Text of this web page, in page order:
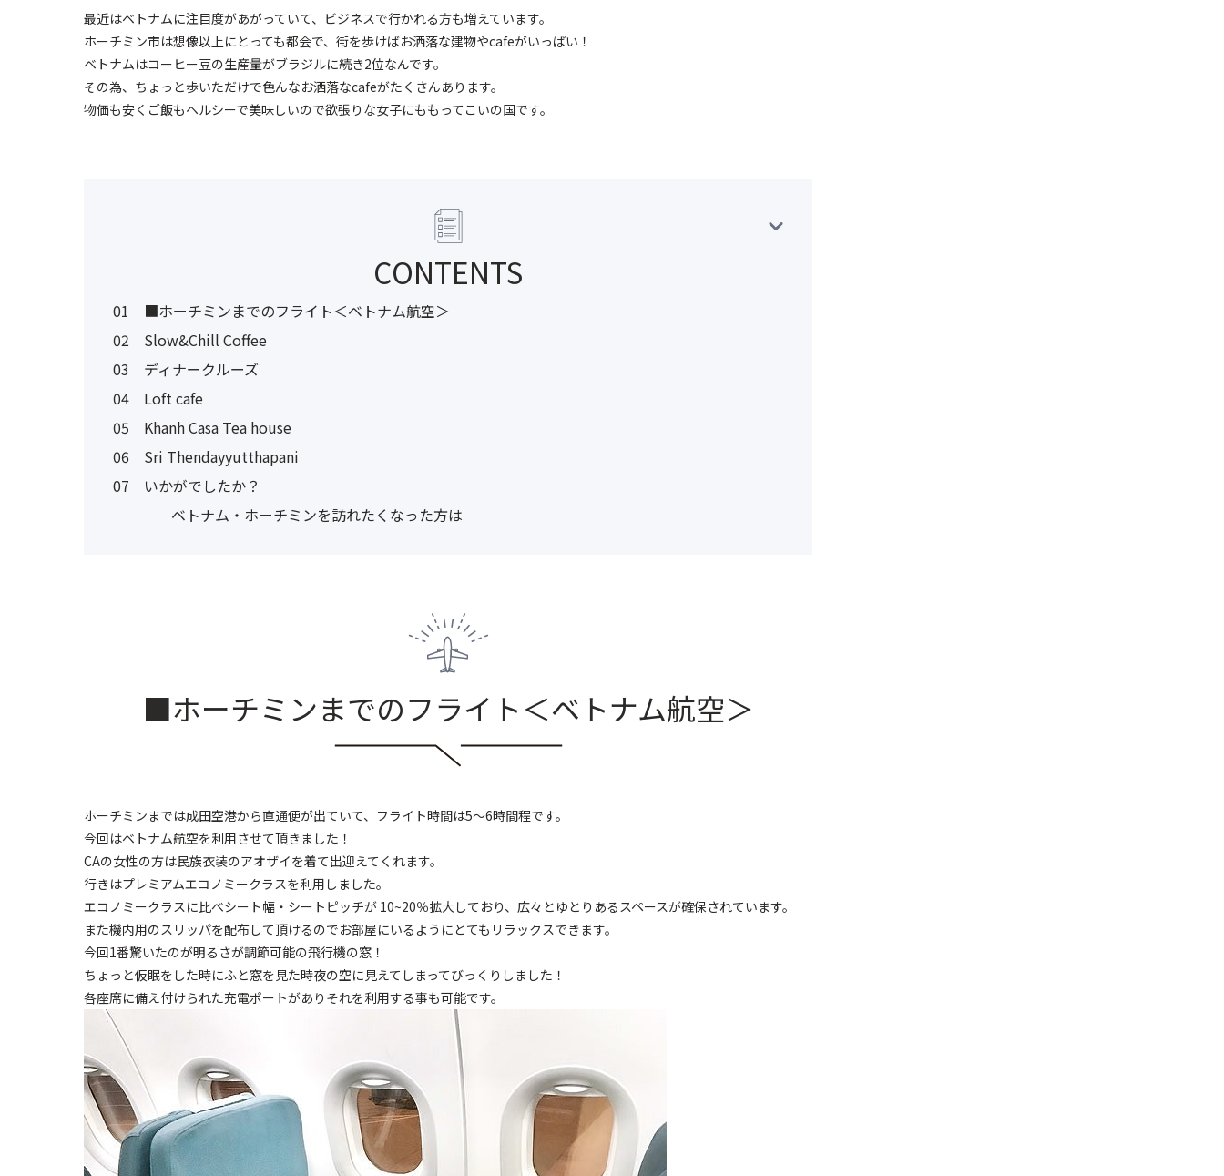
最近はベトナムに注目度があがっていて、ビジネスで行かれる方も増えています。
ホーチミン市は想像以上にとっても都会で、街を歩けばお洒落な建物やcafeがいっぱい！
ベトナムはコーヒー豆の生産量がブラジルに続き2位なんです。
その為、ちょっと歩いただけで色んなお洒落なcafeがたくさんあります。
物価も安くご飯もヘルシーで美味しいので欲張りな女子にももってこいの国です。
CONTENTS
01
■ホーチミンまでのフライト＜ベトナム航空＞
02
Slow&Chill Coffee
03
ディナークルーズ
04
Loft cafe
05
Khanh Casa Tea house
06
Sri Thendayyutthapani
07
いかがでしたか？
ベトナム・ホーチミンを訪れたくなった方は
■ホーチミンまでのフライト＜ベトナム航空＞
ホーチミンまでは成田空港から直通便が出ていて、フライト時間は5〜6時間程です。
今回はベトナム航空を利用させて頂きました！
CAの女性の方は民族衣装のアオザイを着て出迎えてくれます。
行きはプレミアムエコノミークラスを利用しました。
エコノミークラスに比べシート幅・シートピッチが 10~20％拡大しており、広々とゆとりあるスペースが確保されています。
また機内用のスリッパを配布して頂けるのでお部屋にいるようにとてもリラックスできます。
今回1番驚いたのが明るさが調節可能の飛行機の窓！
ちょっと仮眠をした時にふと窓を見た時夜の空に見えてしまってびっくりしました！
各座席に備え付けられた充電ポートがありそれを利用する事も可能です。